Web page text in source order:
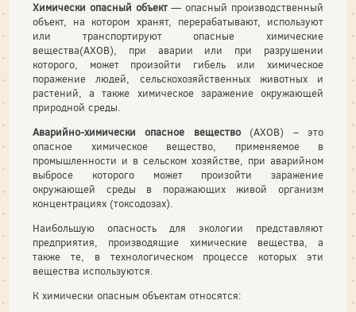
Химически опасный объект— опасный производственный
объект, на котором хранят, перерабатывают, используют
или транспортируют опасные химические
вещества(АХОВ), при аварии или при разрушении
которого, может произойти гибель или химическое
поражение людей, сельскохозяйственных животных и
растений, а также химическое заражение окружающей
природной среды.
Аварийно-химически опасное вещество(АХОВ) – это
опасное химическое вещество, применяемое в
промышленности и в сельском хозяйстве, при аварийном
выбросе которого может произойти заражение
окружающей среды в поражающих живой организм
концентрациях (токсодозах).
Наибольшую опасность для экологии представляют
предприятия, производящие химические вещества, а
также те, в технологическом процессе которых эти
вещества используются.
К химически опасным объектам относятся: